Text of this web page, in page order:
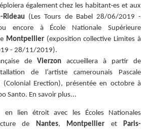
également chez les habitant·es et aux
Rideau (Les Tours de Babel 28/06/2019 -
encore à École Nationale Supérieure
Montpellier(exposition collective Limites à
- 28/11/2019).
de Vierzon accueillera à partir de
de l’artiste camerounais Pascale
(Colonial Erection), présentée en octobre à
Santo. En savoir plus...
en lien étroit avec les Écoles Nationales
de Nantes, Montpellier et Paris-